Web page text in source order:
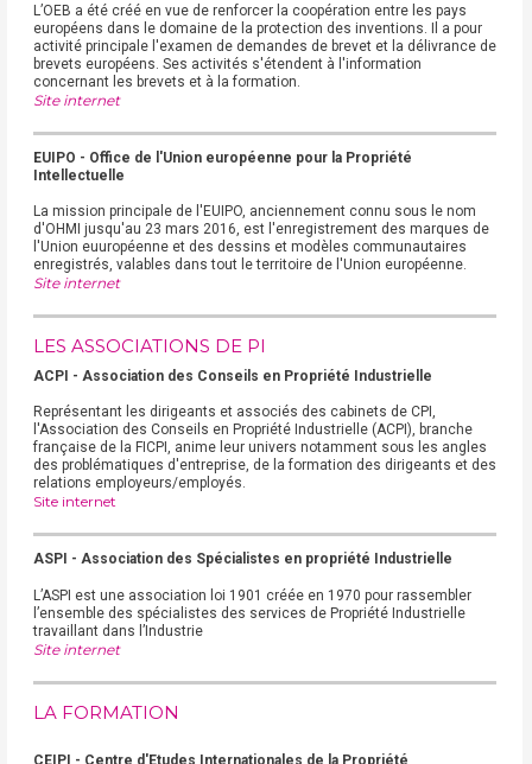
L’OEB a été créé en vue de renforcer la coopération entre les pays
européens dans le domaine de la protection des inventions. Il a pour
activité principale l'examen de demandes de brevet et la délivrance de
brevets européens. Ses activités s'étendent à l'information
concernant les brevets et à la formation.
Site internet
EUIPO - Office de l'Union européenne pour la Propriété
Intellectuelle
La mission principale de l'EUIPO, anciennement connu sous le nom
d'OHMI jusqu'au 23 mars 2016, est l'enregistrement des marques de
l'Union euuropéenne et des dessins et modèles communautaires
enregistrés, valables dans tout le territoire de l'Union européenne.
Site internet
LES ASSOCIATIONS DE PI
ACPI - Association des Conseils en Propriété Industrielle
Représentant les dirigeants et associés des cabinets de CPI,
l'Association des Conseils en Propriété Industrielle (ACPI), branche
française de la FICPI, anime leur univers notamment sous les angles
des problématiques d'entreprise, de la formation des dirigeants et des
relations employeurs/employés.
Site internet
ASPI - Association des Spécialistes en propriété Industrielle
L’ASPI est une association loi 1901 créée en 1970 pour rassembler
l’ensemble des spécialistes des services de Propriété Industrielle
travaillant dans l’Industrie
Site internet
LA FORMATION
CEIPI - Centre d'Etudes Internationales de la Propriété